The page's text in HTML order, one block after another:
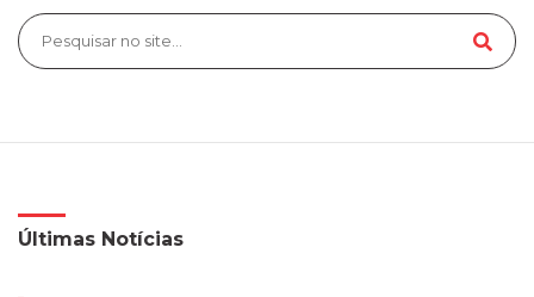
Últimas Notícias